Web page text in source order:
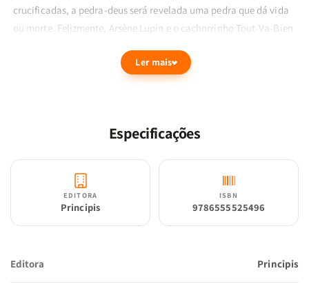
crucificadas, a pedra-deus será revelada uma pedra que dá vida
ou morte. Felizmente, Arsène Lupin e o cachorrinho Tout-Va-Bien
Ler mais
Especificações
EDITORA
Principis
ISBN
9786555525496
Editora Principis